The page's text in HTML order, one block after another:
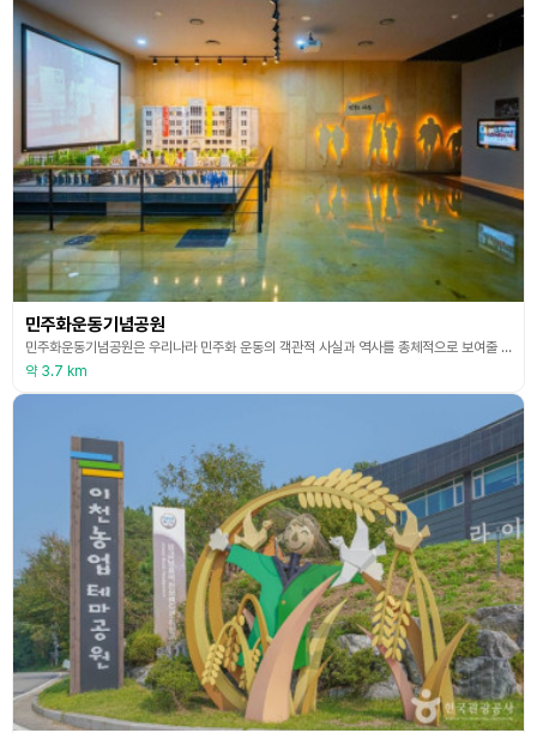
민주화운동기념공원
민주화운동기념공원은 우리나라 민주화 운동의 객관적 사실과 역사를 총체적으로 보여줄 수 있는 콘텐츠를 제작, 전시한 민주화 역사 교육 공간이며, 민주화를 위해 희생한 민주열사를 추모하고, 그들의 삶을 이해할 수 있도록 마련된 전시공간으로 조성된 우리나라 민주화운동의 대표 시설이다. 민주화운동의 역사를 이해하고 체험을 통해 민주화운동에 헌신하신 분들의 열정을 공감하며, 민주 사회 구현을 위한 우리의 실천 의지를 다짐하기 위한 민주열사 추모와 민주화운동 전
약 3.7 km